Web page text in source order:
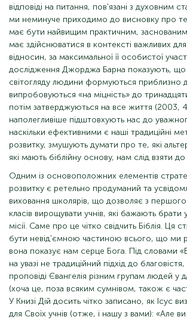
відповіді на питання, пов'язані з духовним
ми неминуче приходимо до висновку про
має бути найвищим практичним, заснованим
має здійснюватися в контексті важливих
відносин, за максимальної її особистої
дослідження Джорджа Барна показують, що
світогляду людини формуються приблизно
випробовуються «на міцність» до
потім затверджуються на все життя (2003,
наполегливіше підштовхують нас до
наскільки ефективними є наші традиційні
розвитку, змушують думати про те, які
які мають біблійну основу, нам слід взяти до
Одним із основоположних елементів
розвитку є ретельно продуманий та
виховання школярів, що дозволяє з
класів вирощувати учнів, які бажають брати
місії. Саме про це чітко свідчить Біблія. Ця
бути невід'ємною частиною всього, що
вона показує нам серце Бога. Під словами
на увазі не традиційний підхід до
проповіді Євангелія різним групам людей у
(хоча це, поза всяким сумнівом, також є
У Книзі Дій досить чітко записано, як Ісус
для Своїх учнів (отже, і нашу з вами): «Але